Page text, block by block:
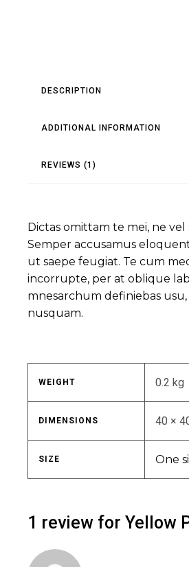
DESCRIPTION
ADDITIONAL INFORMATION
REVIEWS (1)
Dictas omittam te mei, ne
Semper accusamus
ut saepe feugiat. Te cum
incorrupte, per at oblique
mnesarchum definiebas
nusquam.
WEIGHT 0.2 kg
DIMENSIONS 40 ×
SIZE One
1 review forYellow